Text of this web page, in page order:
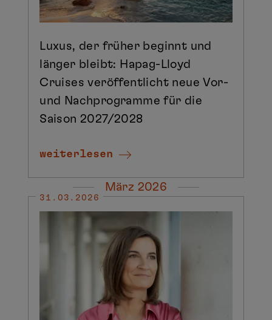
Luxus, der früher beginnt und
länger bleibt: Hapag-Lloyd
Cruises veröffentlicht neue Vor-
und Nachprogramme für die
Saison 2027/2028
weiterlesen
März 2026
31.03.2026